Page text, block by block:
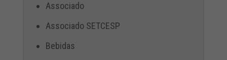
Associado
Associado SETCESP
Bebidas